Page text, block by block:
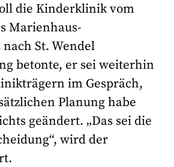
die Kinderklinik vom
Marienhaus-
St. Wendel
betonte, er sei weiterhin
im Gespräch,
Planung habe
geändert. „Das sei die
wird der